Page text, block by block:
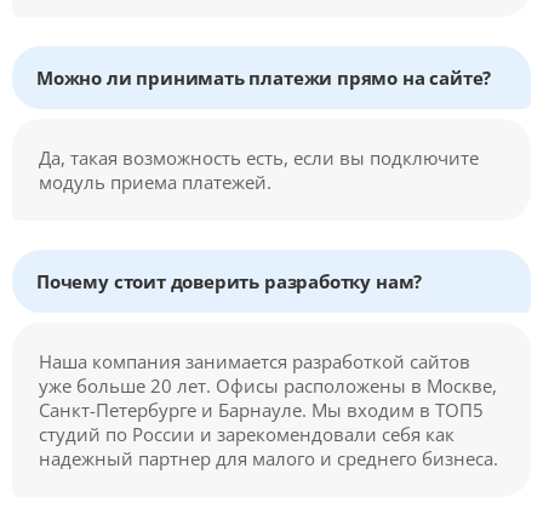
Можно ли принимать платежи прямо на сайте?
Да, такая возможность есть, если вы подключите
модуль приема платежей.
Почему стоит доверить разработку нам?
Наша компания занимается разработкой сайтов
уже больше 20 лет. Офисы расположены в Москве,
Санкт-Петербурге и Барнауле. Мы входим в ТОП5
студий по России и зарекомендовали себя как
надежный партнер для малого и среднего бизнеса.